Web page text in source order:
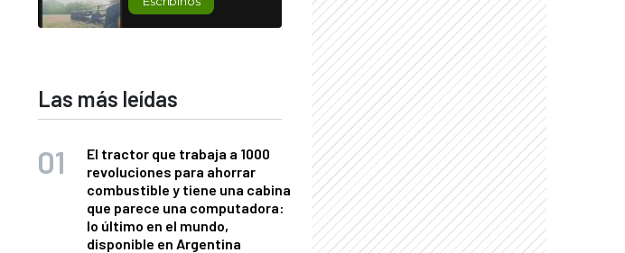
Las más leídas
El tractor que trabaja a 1000
revoluciones para ahorrar
combustible y tiene una cabina
que parece una computadora:
lo último en el mundo,
disponible en Argentina